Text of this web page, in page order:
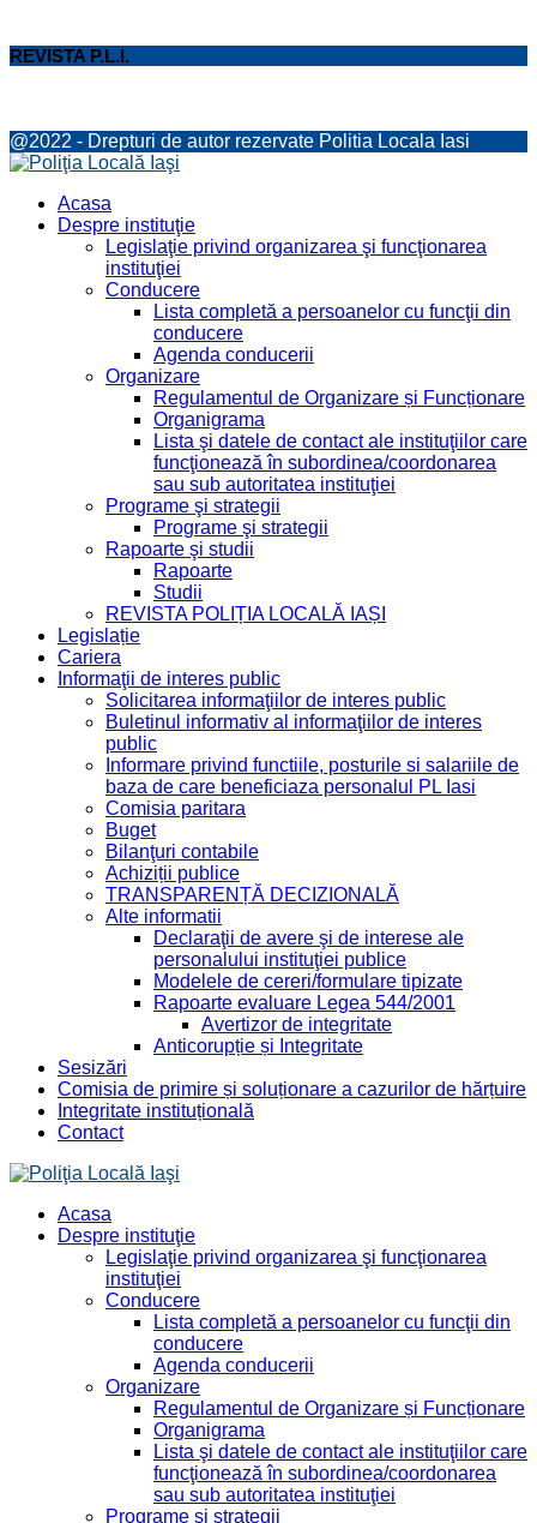
REVISTA P.L.I.
@2022 - Drepturi de autor rezervate Politia Locala Iasi
Acasa
Despre instituţie
Legislaţie privind organizarea şi funcţionarea
instituţiei
Conducere
Lista completă a persoanelor cu funcţii din
conducere
Agenda conducerii
Organizare
Regulamentul de Organizare și Funcționare
Organigrama
Lista şi datele de contact ale instituţiilor care
funcţionează în subordinea/coordonarea
sau sub autoritatea instituţiei
Programe şi strategii
Programe şi strategii
Rapoarte şi studii
Rapoarte
Studii
REVISTA POLIȚIA LOCALĂ IAȘI
Legislație
Cariera
Informaţii de interes public
Solicitarea informaţiilor de interes public
Buletinul informativ al informaţiilor de interes
public
Informare privind functiile, posturile si salariile de
baza de care beneficiaza personalul PL Iasi
Comisia paritara
Buget
Bilanţuri contabile
Achiziții publice
TRANSPARENȚĂ DECIZIONALĂ
Alte informatii
Declaraţii de avere şi de interese ale
personalului instituţiei publice
Modelele de cereri/formulare tipizate
Rapoarte evaluare Legea 544/2001
Avertizor de integritate
Anticorupție și Integritate
Sesizări
Comisia de primire și soluționare a cazurilor de hărțuire
Integritate instituțională
Contact
Acasa
Despre instituţie
Legislaţie privind organizarea şi funcţionarea
instituţiei
Conducere
Lista completă a persoanelor cu funcţii din
conducere
Agenda conducerii
Organizare
Regulamentul de Organizare și Funcționare
Organigrama
Lista şi datele de contact ale instituţiilor care
funcţionează în subordinea/coordonarea
sau sub autoritatea instituţiei
Programe şi strategii